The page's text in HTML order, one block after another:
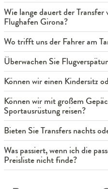
Wie lange dauert der Transfer
Flughafen Girona?
Wo trifft uns der Fahrer am
Überwachen Sie
Können wir einen Kindersitz
Können wir mit großem
Sportausrüstung reisen?
Bieten Sie Transfers nachts
Was passiert, wenn ich die
Preisliste nicht finde?